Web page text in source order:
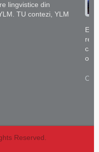
lingvistice din
TU contezi, YLM
Reserved.